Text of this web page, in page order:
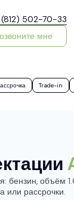
(812) 502-70-33
мне
Trade-in
бензин, объём
или рассрочки.